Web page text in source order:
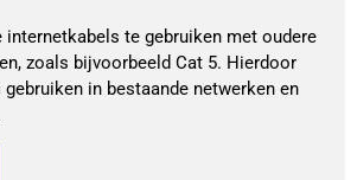
internetkabels te gebruiken met oudere
zoals bijvoorbeeld Cat 5. Hierdoor
gebruiken in bestaande netwerken en